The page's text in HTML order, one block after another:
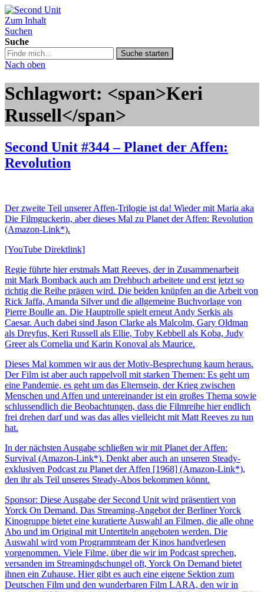
Second Unit
Zum Inhalt
Suchen
Suche
Suche
in
podcast.de/
Suche starten
Nach oben
Schlagwort: <span>Keri
Russell</span>
Second Unit #344 – Planet der Affen:
Revolution
Der zweite Teil unserer Affen-Trilogie ist da! Wieder mit Maria aka
Die Filmguckerin, aber dieses Mal zu Planet der Affen: Revolution
(Amazon-Link*).
[YouTube Direktlink]
Regie führte hier erstmals Matt Reeves, der in Zusammenarbeit
mit Mark Bomback auch am Drehbuch arbeitete und erst jetzt so
richtig die Reihe prägen wird. Die beiden knüpfen an die Arbeit von
Rick Jaffa, Amanda Silver und die allgemeine Buchvorlage von
Pierre Boulle an. Die Hauptrolle spielt erneut Andy Serkis als
Caesar. Auch dabei sind Jason Clarke als Malcolm, Gary Oldman
als Dreyfus, Keri Russell als Ellie, Toby Kebbell als Koba, Judy
Greer als Cornelia und Karin Konoval als Maurice.
Dieses Mal kommen wir aus der Motiv-Besprechung kaum heraus.
Der Film ist aber auch rappelvoll mit starken Themen: Es geht um
eine Pandemie, es geht um das Elternsein, der Krieg zwischen
Menschen und Affen und untereinander ist ein großes Thema sowie
schlussendlich die Beobachtungen, dass die Filmreihe hier endlich
frei drehen darf und was das alles vielleicht mit Matt Reeves zu tun
hat.
In der nächsten Ausgabe schließen wir mit Planet der Affen:
Survival (Amazon-Link*). Denkt aber auch an unseren Steady-
exklusiven Podcast zu Planet der Affen [1968] (Amazon-Link*),
den ihr als Teil unseres Steady-Abos bekommen könnt.
Sponsor: Diese Ausgabe der Second Unit wird präsentiert von
Yorck On Demand. Das Streaming-Angebot der Berliner Yorck
Kinogruppe bietet eine kuratierte Auswahl an Filmen, die alle ohne
Abo und im Original mit Untertiteln angeboten werden. Die
Auswahl wird vom Programmteam der Kinos handverlesen
vorgenommen. Viele Filme, über die wir im Podcast sprechen,
versanden im Streamingdschungel oft, Yorck On Demand bietet
ihnen ein Zuhause. Hier gibt es auch eine eigene Sektion zum
Deutschen Film und den wunderbaren Film LARA, den wir in